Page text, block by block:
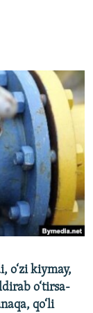
o‘zi kiymay,
o‘tirsa-
qo‘li